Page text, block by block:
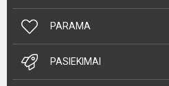
PARAMA
PASIEKIMAI